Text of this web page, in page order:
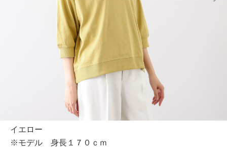
イエロー
※モデル 身長１７０ｃｍ